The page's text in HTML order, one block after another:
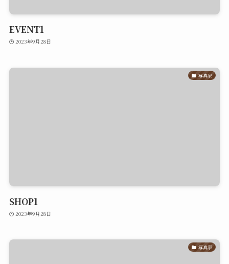
EVENT1
2023年9月28日
写真家
SHOP1
2023年9月28日
写真家